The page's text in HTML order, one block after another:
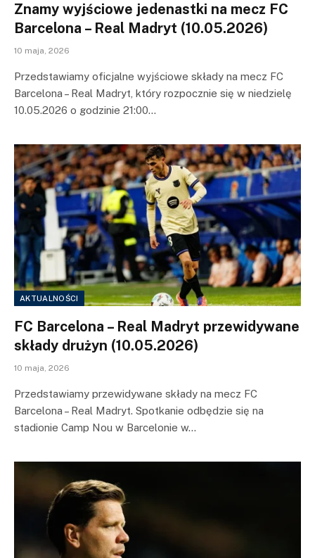
Znamy wyjściowe jedenastki na mecz FC
Barcelona – Real Madryt (10.05.2026)
10 maja, 2026
Przedstawiamy oficjalne wyjściowe składy na mecz FC
Barcelona – Real Madryt, który rozpocznie się w niedzielę
10.05.2026 o godzinie 21:00…
AKTUALNOŚCI
FC Barcelona – Real Madryt przewidywane
składy drużyn (10.05.2026)
10 maja, 2026
Przedstawiamy przewidywane składy na mecz FC
Barcelona – Real Madryt. Spotkanie odbędzie się na
stadionie Camp Nou w Barcelonie w…